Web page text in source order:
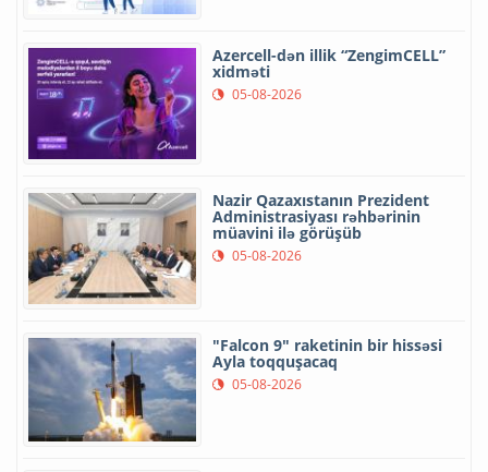
Azercell-dən illik “ZengimCELL”
xidməti
05-08-2026
Nazir Qazaxıstanın Prezident
Administrasiyası rəhbərinin
müavini ilə görüşüb
05-08-2026
"Falcon 9" raketinin bir hissəsi
Ayla toqquşacaq
05-08-2026